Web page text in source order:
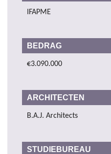
IFAPME
BEDRAG
€3.090.000
ARCHITECTEN
B.A.J. Architects
STUDIEBUREAU